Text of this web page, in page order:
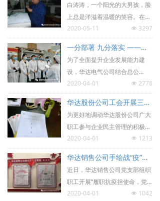
白涛涛，一个阳光的大男孩，脸
上总是洋溢着温暖的笑容。在校
学习的专业是机械设计制造及自
动化，毕业后进入陕西华达科技
股份有限公司特种事业部工作，
曾先后从事普车、普铣、线切
割、数控车、数控铣、数控车
作至今。小伙子相貌憨厚，心醇
气和，没有豪言壮语，旨在默默
付出。自参加工作以来，他一直
以平凡的心态和严谨的工作态
度，在普通的岗位上演绎着精彩
的人生，成为大家心目中的榜
样。
넶 3297
2020-05-11
一分部署 九分落实 ——记华达电气公司装配车间落实“管起来”活动
为了全面提升企业发展能力建
设，华达电气公司结合总公
司“管起来”活动，积极行动起来,
实行精细化管理，以装配车间为
切入点，分层实施、全员参与，
将“管起来”专项提升方案落到实
处。
넶 2778
2020-04-01
华达股份公司工会开展三届四次职代会提案征集工作
为更好地调动华达股份公司广大
职工参与企业民主管理的积极
性，充分发挥职工代表在生产、
经营、管理等方面民主管理的作
用。近日，按照总公司三届四次
职代会工作安排部署，华达股份
公司工会积极组织开展总公司三
넶 1213
2020-04-01
华达销售公司手绘战“疫”漫画 记录公司疫情防控点滴
近日，华达销售公司党支部组织
职工开展“履职抗疫担使命，党
员先行守初心”主题党日活动，
넶 1042
2020-04-01